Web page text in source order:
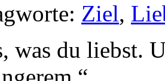
Ziel,
was du liebst.